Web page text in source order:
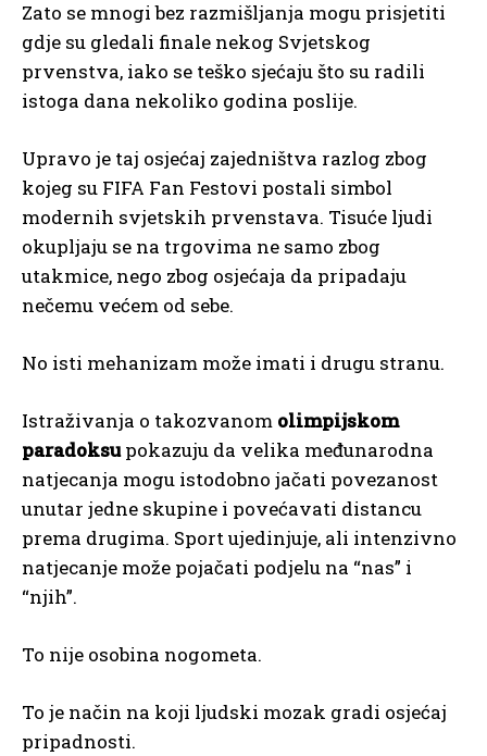
Zato se mnogi bez razmišljanja mogu prisjetiti
gdje su gledali finale nekog Svjetskog
prvenstva, iako se teško sjećaju što su radili
istoga dana nekoliko godina poslije.
Upravo je taj osjećaj zajedništva razlog zbog
kojeg su FIFA Fan Festovi postali simbol
modernih svjetskih prvenstava. Tisuće ljudi
okupljaju se na trgovima ne samo zbog
utakmice, nego zbog osjećaja da pripadaju
nečemu većem od sebe.
No isti mehanizam može imati i drugu stranu.
Istraživanja o takozvanom olimpijskom
paradoksupokazuju da velika međunarodna
natjecanja mogu istodobno jačati povezanost
unutar jedne skupine i povećavati distancu
prema drugima. Sport ujedinjuje, ali intenzivno
natjecanje može pojačati podjelu na “nas” i
“njih”.
To nije osobina nogometa.
To je način na koji ljudski mozak gradi osjećaj
pripadnosti.